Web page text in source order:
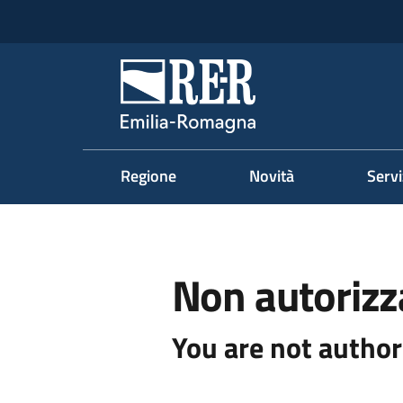
Regione Emilia-
Regione Novità
Non
You are not